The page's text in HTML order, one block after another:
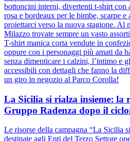
bottoncini interni, divertenti t-shirt con
rosa e bordeaux per le bimbe, scarpe
proiettarci verso la nuova stagione. Al
Milazzo trovate sempre un vasto
T-shirt manica corta vendute in
oppure con i personaggi più amati da
senza dimenticare i calzini, l’intimo e
accessibili con dettagli che fanno la
un giro in negozio al Parco Corolla!
La Sicilia si rialza insieme: la
Gruppo Radenza dopo il
Le risorse della campagna “La Sicilia
destinate agli Enti del Terzo Settore